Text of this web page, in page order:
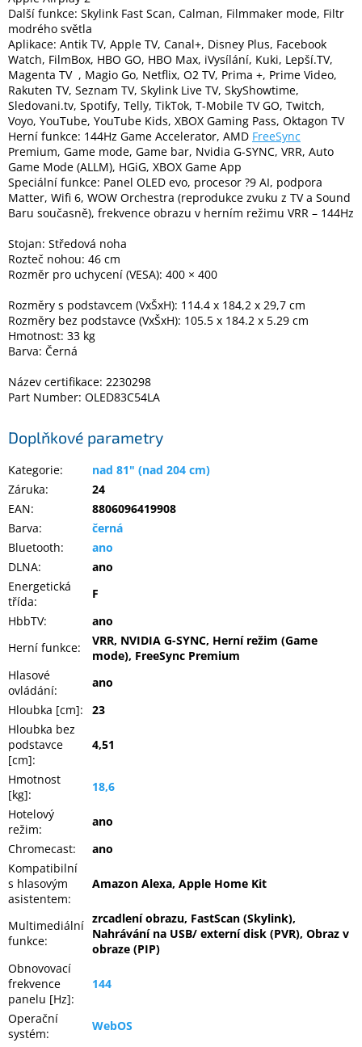
Další funkce: Skylink Fast Scan, Calman, Filmmaker mode, Filtr
modrého světla
Aplikace: Antik TV, Apple TV, Canal+, Disney Plus, Facebook
Watch, FilmBox, HBO GO, HBO Max, iVysílání, Kuki, Lepší.TV,
Magenta TV , Magio Go, Netflix, O2 TV, Prima +, Prime Video,
Rakuten TV, Seznam TV, Skylink Live TV, SkyShowtime,
Sledovani.tv, Spotify, Telly, TikTok, T-Mobile TV GO, Twitch,
Voyo, YouTube, YouTube Kids, XBOX Gaming Pass, Oktagon TV
Herní funkce: 144Hz Game Accelerator, AMD FreeSync
Premium, Game mode, Game bar, Nvidia G-SYNC, VRR, Auto
Game Mode (ALLM), HGiG, XBOX Game App
Speciální funkce: Panel OLED evo, procesor ?9 AI, podpora
Matter, Wifi 6, WOW Orchestra (reprodukce zvuku z TV a Sound
Baru současně), frekvence obrazu v herním režimu VRR – 144Hz
Stojan: Středová noha
Rozteč nohou: 46 cm
Rozměr pro uchycení (VESA): 400 × 400
Rozměry s podstavcem (VxŠxH): 114.4 x 184,2 x 29,7 cm
Rozměry bez podstavce (VxŠxH): 105.5 x 184.2 x 5.29 cm
Hmotnost: 33 kg
Barva: Černá
Název certifikace: 2230298
Part Number: OLED83C54LA
Doplňkové parametry
Kategorie:
nad 81" (nad 204 cm)
Záruka:
24
EAN:
8806096419908
Barva:
černá
Bluetooth:
ano
DLNA:
ano
Energetická
třída:
F
HbbTV:
ano
Herní funkce:
VRR, NVIDIA G-SYNC, Herní režim (Game
mode), FreeSync Premium
Hlasové
ovládání:
ano
Hloubka [cm]:
23
Hloubka bez
podstavce
[cm]:
4,51
Hmotnost
[kg]:
18,6
Hotelový
režim:
ano
Chromecast:
ano
Kompatibilní
s hlasovým
asistentem:
Amazon Alexa, Apple Home Kit
Multimediální
funkce:
zrcadlení obrazu, FastScan (Skylink),
Nahrávání na USB/ externí disk (PVR), Obraz v
obraze (PIP)
Obnovovací
frekvence
panelu [Hz]:
144
Operační
systém:
WebOS